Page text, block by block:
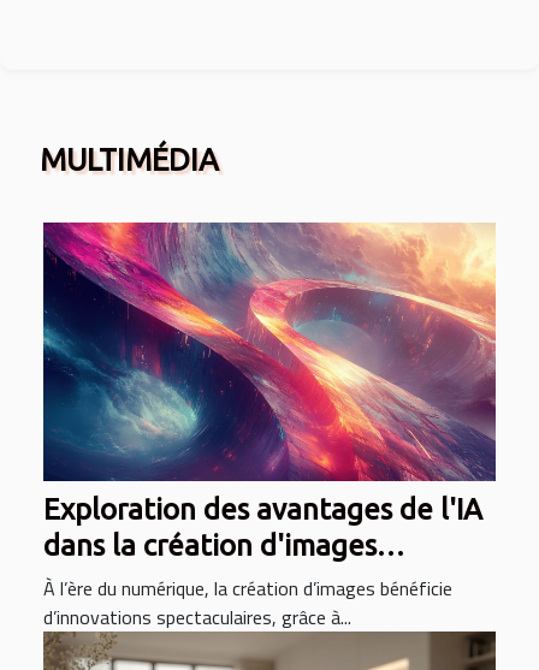
MULTIMÉDIA
Exploration des avantages de l'IA
dans la création d'images
numériques
À l’ère du numérique, la création d’images bénéficie
d’innovations spectaculaires, grâce à...